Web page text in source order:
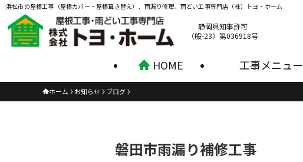
浜松市の屋根工事（屋根カバー・屋根葺き替え）、雨漏り修理、雨どい工事専門店（株）トヨ・ホーム
HOME 工事メニュー
静岡県知事許可
（般-23）第036918号
ホーム お知らせ ブログ
磐田市雨漏り補修工事